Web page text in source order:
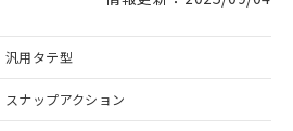
汎用タテ型
スナップアクション